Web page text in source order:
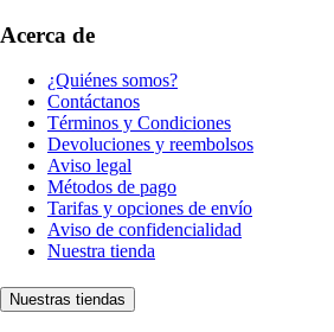
Acerca de
¿Quiénes somos?
Contáctanos
Términos y Condiciones
Devoluciones y reembolsos
Aviso legal
Métodos de pago
Tarifas y opciones de envío
Aviso de confidencialidad
Nuestra tienda
Nuestras tiendas